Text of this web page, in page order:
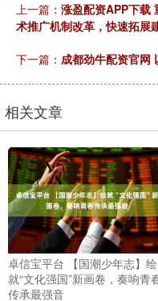
上一篇： 涨盈配资APP下载
术推广机制改革，快速拓展
下一篇： 成都劲牛配资官网
相关文章
卓信宝平台 【国潮少年志】绘
就“文化强国”新画卷，奏响青
传承最强音